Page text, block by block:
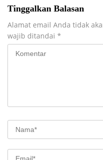
Tinggalkan Balasan
Alamat email Anda tidak
wajib ditandai *